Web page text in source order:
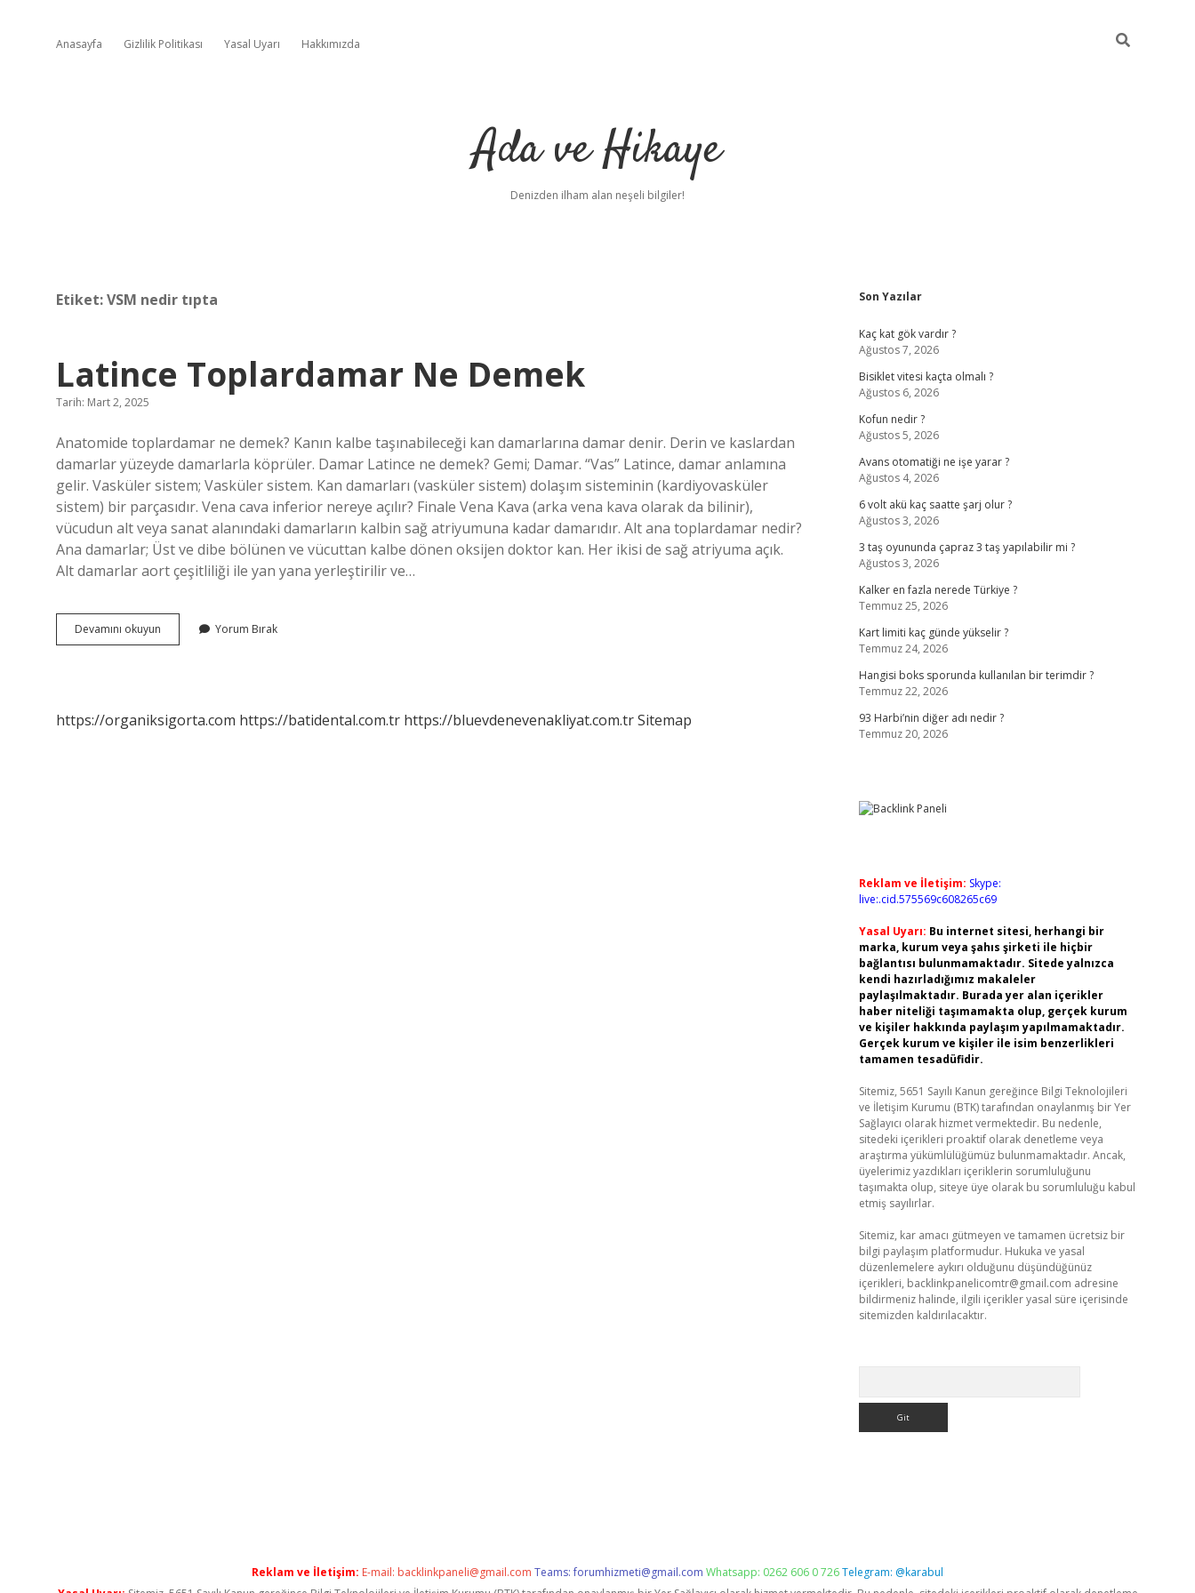
Anasayfa Gizlilik Politikası Yasal Uyarı Hakkımızda
Ada ve Hikaye
Denizden ilham alan neşeli bilgiler!
Etiket:VSM nedir tıpta
Latince Toplardamar Ne Demek
Tarih: Mart 2, 2025
Anatomide toplardamar ne demek? Kanın kalbe taşınabileceği kan damarlarına damar denir. Derin ve kaslardan
damarlar yüzeyde damarlarla köprüler. Damar Latince ne demek? Gemi; Damar. “Vas” Latince, damar anlamına
gelir. Vasküler sistem; Vasküler sistem. Kan damarları (vasküler sistem) dolaşım sisteminin (kardiyovasküler
sistem) bir parçasıdır. Vena cava inferior nereye açılır? Finale Vena Kava (arka vena kava olarak da bilinir),
vücudun alt veya sanat alanındaki damarların kalbin sağ atriyumuna kadar damarıdır. Alt ana toplardamar nedir?
Ana damarlar; Üst ve dibe bölünen ve vücuttan kalbe dönen oksijen doktor kan. Her ikisi de sağ atriyuma açık.
Alt damarlar aort çeşitliliği ile yan yana yerleştirilir ve…
Devamını okuyun
Toplardamar
Yorum Bırak
https://organiksigorta.com https://batidental.com.tr https://bluevdenevenakliyat.com.trSitemap
Sidebar
Son Yazılar
Kaç kat gök vardır ?
Ağustos 7, 2026
Bisiklet vitesi kaçta olmalı ?
Ağustos 6, 2026
Kofun nedir ?
Ağustos 5, 2026
Avans otomatiği ne işe yarar ?
Ağustos 4, 2026
6 volt akü kaç saatte şarj olur ?
Ağustos 3, 2026
3 taş oyununda çapraz 3 taş yapılabilir mi ?
Ağustos 3, 2026
Kalker en fazla nerede Türkiye ?
Temmuz 25, 2026
Kart limiti kaç günde yükselir ?
Temmuz 24, 2026
Hangisi boks sporunda kullanılan bir terimdir ?
Temmuz 22, 2026
93 Harbi’nin diğer adı nedir ?
Temmuz 20, 2026
Reklam ve İletişim: Skype:
live:.cid.575569c608265c69
Yasal Uyarı: Bu internet sitesi, herhangi bir
marka, kurum veya şahıs şirketi ile hiçbir
bağlantısı bulunmamaktadır. Sitede yalnızca
kendi hazırladığımız makaleler
paylaşılmaktadır. Burada yer alan içerikler
haber niteliği taşımamakta olup, gerçek kurum
ve kişiler hakkında paylaşım yapılmamaktadır.
Gerçek kurum ve kişiler ile isim benzerlikleri
tamamen tesadüfidir.
Sitemiz, 5651 Sayılı Kanun gereğince Bilgi Teknolojileri
ve İletişim Kurumu (BTK) tarafından onaylanmış bir Yer
Sağlayıcı olarak hizmet vermektedir. Bu nedenle,
sitedeki içerikleri proaktif olarak denetleme veya
araştırma yükümlülüğümüz bulunmamaktadır. Ancak,
üyelerimiz yazdıkları içeriklerin sorumluluğunu
taşımakta olup, siteye üye olarak bu sorumluluğu kabul
etmiş sayılırlar.
Sitemiz, kar amacı gütmeyen ve tamamen ücretsiz bir
bilgi paylaşım platformudur. Hukuka ve yasal
düzenlemelere aykırı olduğunu düşündüğünüz
içerikleri, backlinkpanelicomtr@gmail.com adresine
bildirmeniz halinde, ilgili içerikler yasal süre içerisinde
sitemizden kaldırılacaktır.
ilbet yeni giriş
Reklam ve İletişim: E-mail: backlinkpaneli@gmail.com Teams:forumhizmeti@gmail.com Whatsapp: 0262 606 0 726Telegram: @karabul